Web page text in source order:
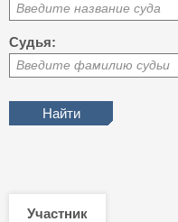
Введите название суда
Судья:
Введите фамилию судьи
Участник